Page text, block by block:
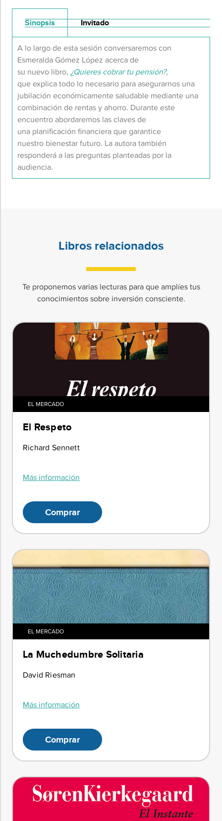
Sinopsis Invitado
A lo largo de esta sesión conversaremos con
Esmeralda Gómez López acerca de
su nuevo libro, ¿Quieres cobrar tu pensión?,
que explica todo lo necesario para asegurarnos una
jubilación económicamente saludable mediante una
combinación de rentas y ahorro. Durante este
encuentro abordaremos las claves de
una planificación financiera que garantice
nuestro bienestar futuro. La autora también
responderá a las preguntas planteadas por la
audiencia.
Libros relacionados
Te proponemos varias lecturas para que amplíes tus
conocimientos sobre inversión consciente.
EL MERCADO
El Respeto
Richard Sennett
Más información
Comprar
EL MERCADO
La Muchedumbre Solitaria
David Riesman
Más información
Comprar